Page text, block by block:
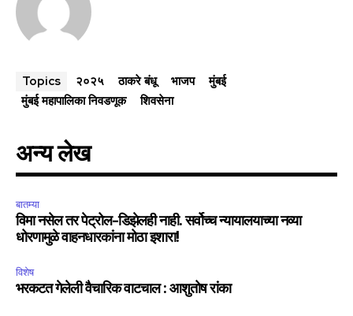
Topics २०२५ ठाकरे बंधू भाजप
मुंबई
मुंबई महापालिका निवडणूक
शिवसेना
अन्य लेख
बातम्या
विमा नसेल तर पेट्रोल-डिझेलही नाही. सर्वोच्च न्यायालयाच्या नव्या
धोरणामुळे वाहनधारकांना मोठा इशारा!
विशेष
भरकटत गेलेली वैचारिक वाटचाल : आशुतोष रांका